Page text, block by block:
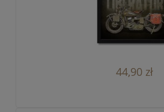
44,90 zł